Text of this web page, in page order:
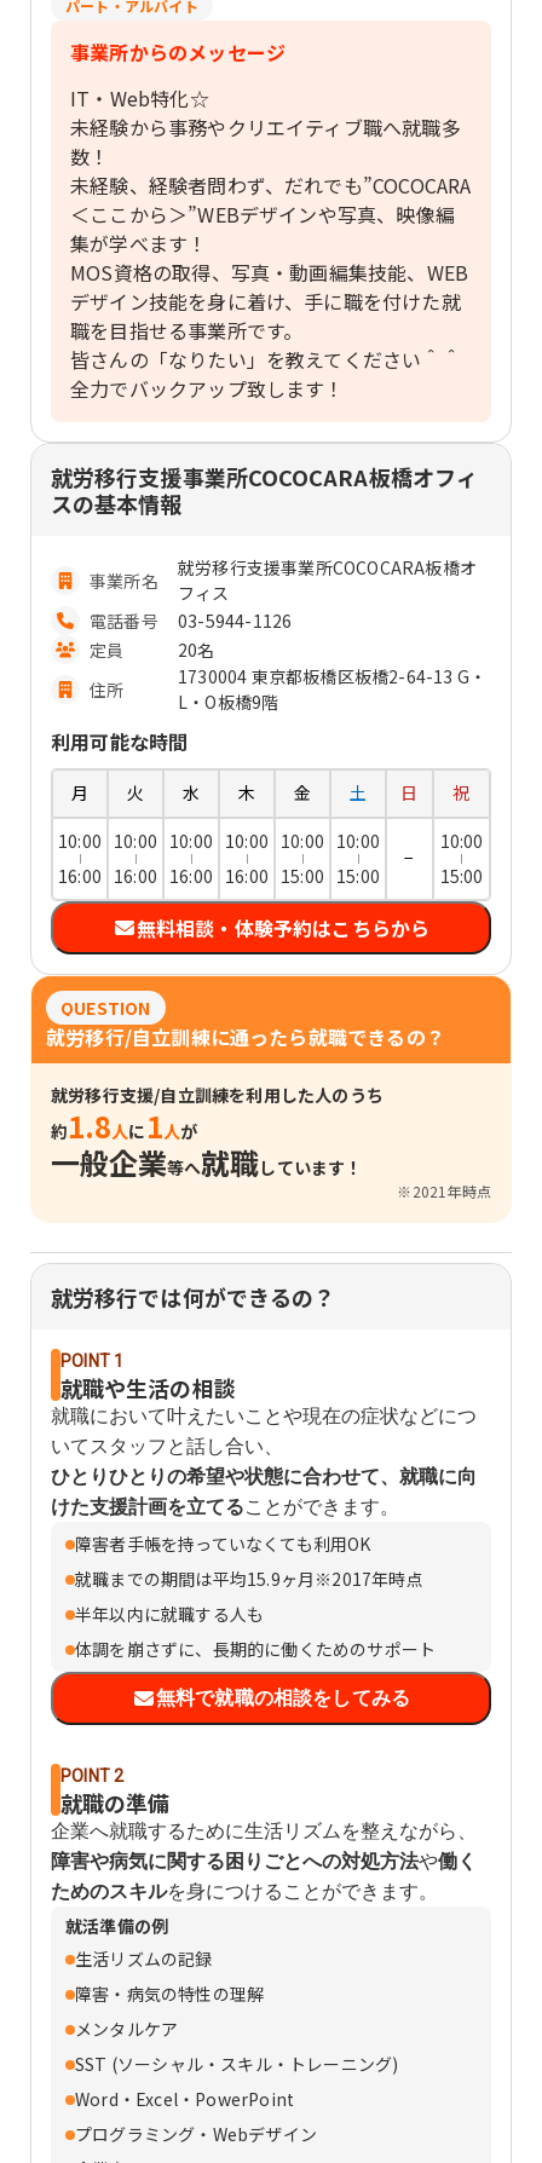
パート・アルバイト
事業所からのメッセージ
IT・Web特化☆
未経験から事務やクリエイティブ職へ就職多
数！
未経験、経験者問わず、だれでも”COCOCARA
＜ここから＞”WEBデザインや写真、映像編
集が学べます！
MOS資格の取得、写真・動画編集技能、WEB
デザイン技能を身に着け、手に職を付けた就
職を目指せる事業所です。
皆さんの「なりたい」を教えてください＾＾
全力でバックアップ致します！
就労移行支援事業所COCOCARA板橋オフィ
スの基本情報
事業所名
就労移行支援事業所COCOCARA板橋オ
フィス
電話番号
03-5944-1126
定員
20名
住所
1730004 東京都板橋区板橋2-64-13 G・
L・O板橋9階
利用可能な時間
月 火 水 木 金 土 日
祝
10:00
16:00
10:00
16:00
10:00
16:00
10:00
16:00
10:00
15:00
10:00
15:00
−
10:00
15:00
無料相談・体験予約はこちらから
QUESTION
就労移行/自立訓練に通ったら就職できるの？
就労移行支援/自立訓練を利用した人のうち
約1.8人に 1人が
一般企業等へ就職しています！
※2021年時点
就労移行では何ができるの？
POINT 1
就職や生活の相談
就職において叶えたいことや現在の症状などにつ
いてスタッフと話し合い、
ひとりひとりの希望や状態に合わせて、就職に向
けた支援計画を立てることができます。
障害者手帳を持っていなくても利用OK
就職までの期間は平均15.9ヶ月※2017年時点
半年以内に就職する人も
体調を崩さずに、長期的に働くためのサポート
無料で就職の相談をしてみる
POINT 2
就職の準備
企業へ就職するために生活リズムを整えながら、
障害や病気に関する困りごとへの対処方法や働く
ためのスキルを身につけることができます。
就活準備の例
生活リズムの記録
障害・病気の特性の理解
メンタルケア
SST (ソーシャル・スキル・トレーニング)
Word・Excel・PowerPoint
プログラミング・Webデザイン